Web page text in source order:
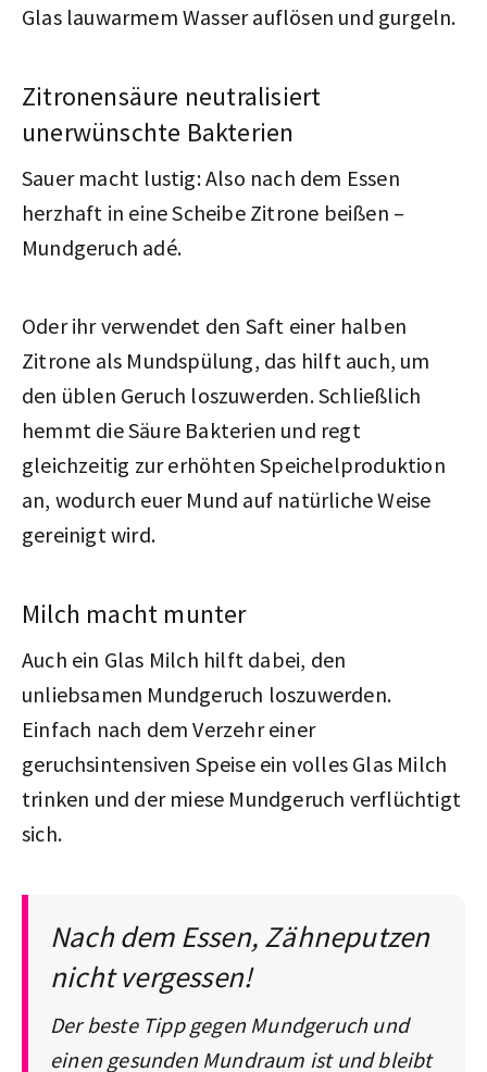
Glas lauwarmem Wasser auflösen und gurgeln.
Zitronensäure neutralisiert
unerwünschte Bakterien
Sauer macht lustig: Also nach dem Essen
herzhaft in eine Scheibe Zitrone beißen –
Mundgeruch adé.
Oder ihr verwendet den Saft einer halben
Zitrone als Mundspülung, das hilft auch, um
den üblen Geruch loszuwerden. Schließlich
hemmt die Säure Bakterien und regt
gleichzeitig zur erhöhten Speichelproduktion
an, wodurch euer Mund auf natürliche Weise
gereinigt wird.
Milch macht munter
Auch ein Glas Milch hilft dabei, den
unliebsamen Mundgeruch loszuwerden.
Einfach nach dem Verzehr einer
geruchsintensiven Speise ein volles Glas Milch
trinken und der miese Mundgeruch verflüchtigt
sich.
Nach dem Essen, Zähneputzen
nicht vergessen!
Der beste Tipp gegen Mundgeruch und
einen gesunden Mundraum ist und bleibt